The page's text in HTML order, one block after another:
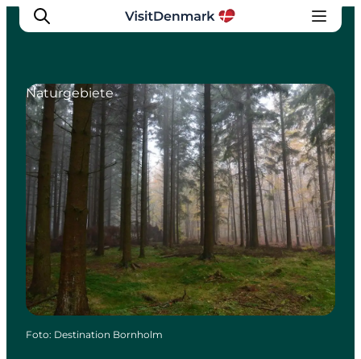
Inspiration
Regionen
Erlebnisse
Unterkünfte
Reiseplanung
Naturgebiete
Foto: Destination Bornholm